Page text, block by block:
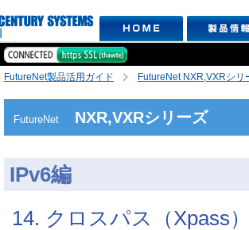
FutureNet製品活用ガイド FutureNet NXR,VXRシリ
FutureNet NXR,VXRシリーズ
IPv6編
14. クロスパス（Xpass